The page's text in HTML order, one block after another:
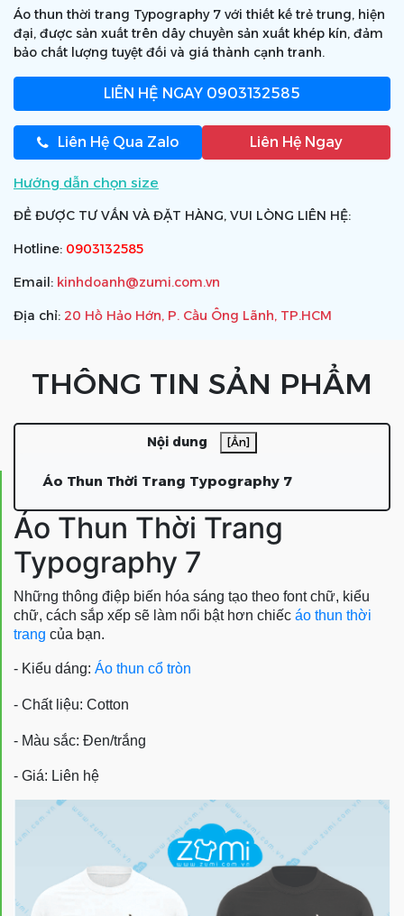
Áo thun thời trang Typography 7 với thiết kế trẻ trung, hiện
đại, được sản xuất trên dây chuyền sản xuất khép kín, đảm
bảo chất lượng tuyệt đối và giá thành cạnh tranh.
LIÊN HỆ NGAY 0903132585
Liên Hệ Qua Zalo Liên Hệ Ngay
Hướng dẫn chọn size
ĐỂ ĐƯỢC TƯ VẤN VÀ ĐẶT HÀNG, VUI LÒNG LIÊN HỆ:
Hotline: 0903132585
Email: kinhdoanh@zumi.com.vn
Địa chỉ: 20 Hồ Hảo Hớn, P. Cầu Ông Lãnh, TP.HCM
THÔNG TIN SẢN PHẨM
Nội dung [Ẩn]
Áo Thun Thời Trang Typography 7
Áo Thun Thời Trang
Typography 7
Những thông điệp biến hóa sáng tạo theo font chữ, kiểu
chữ, cách sắp xếp sẽ làm nổi bật hơn chiếc áo thun thời
trang của bạn.
- Kiểu dáng: Áo thun cổ tròn
- Chất liệu: Cotton
- Màu sắc: Đen/trắng
- Giá: Liên hệ